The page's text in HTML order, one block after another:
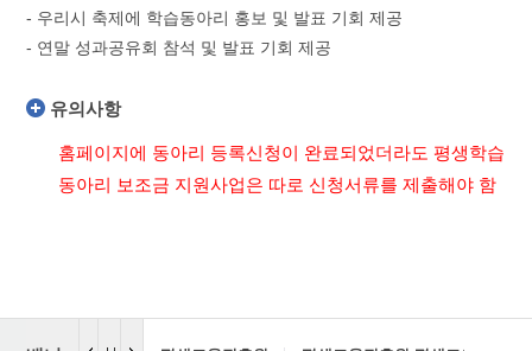
- 우리시 축제에 학습동아리 홍보 및 발표 기회 제공
- 연말 성과공유회 참석 및 발표 기회 제공
유의사항
홈페이지에 동아리 등록신청이 완료되었더라도 평생학습
동아리 보조금 지원사업은 따로 신청서류를 제출해야 함